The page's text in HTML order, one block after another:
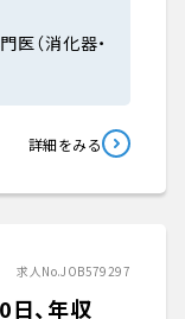
（消化器・
詳細をみる
求人No.JOB579297
日、年収